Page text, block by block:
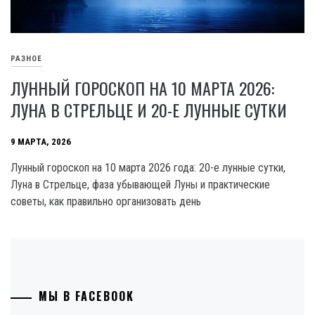
РАЗНОЕ
ЛУННЫЙ ГОРОСКОП НА 10 МАРТА 2026:
ЛУНА В СТРЕЛЬЦЕ И 20-Е ЛУННЫЕ СУТКИ
9 МАРТА, 2026
Лунный гороскоп на 10 марта 2026 года: 20-е лунные сутки,
Луна в Стрельце, фаза убывающей Луны и практические
советы, как правильно организовать день
МЫ В FACEBOOK